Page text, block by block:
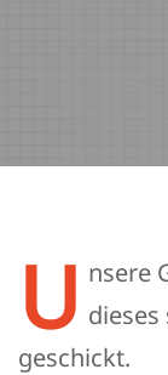
U nsere
geschickt.